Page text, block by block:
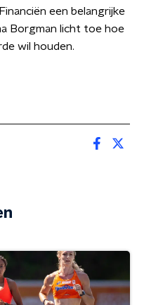
een belangrijke
Borgman licht toe hoe
wil houden.